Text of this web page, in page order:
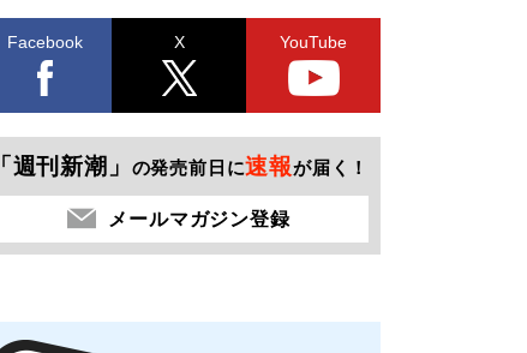
Facebook X YouTube
「週刊新潮」 の発売前日に速報が届く！
メールマガジン登録